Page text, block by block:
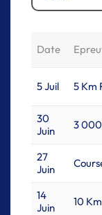
Date
5 Juil 5 Km
30
Juin
3
27
Juin
14
Juin
10